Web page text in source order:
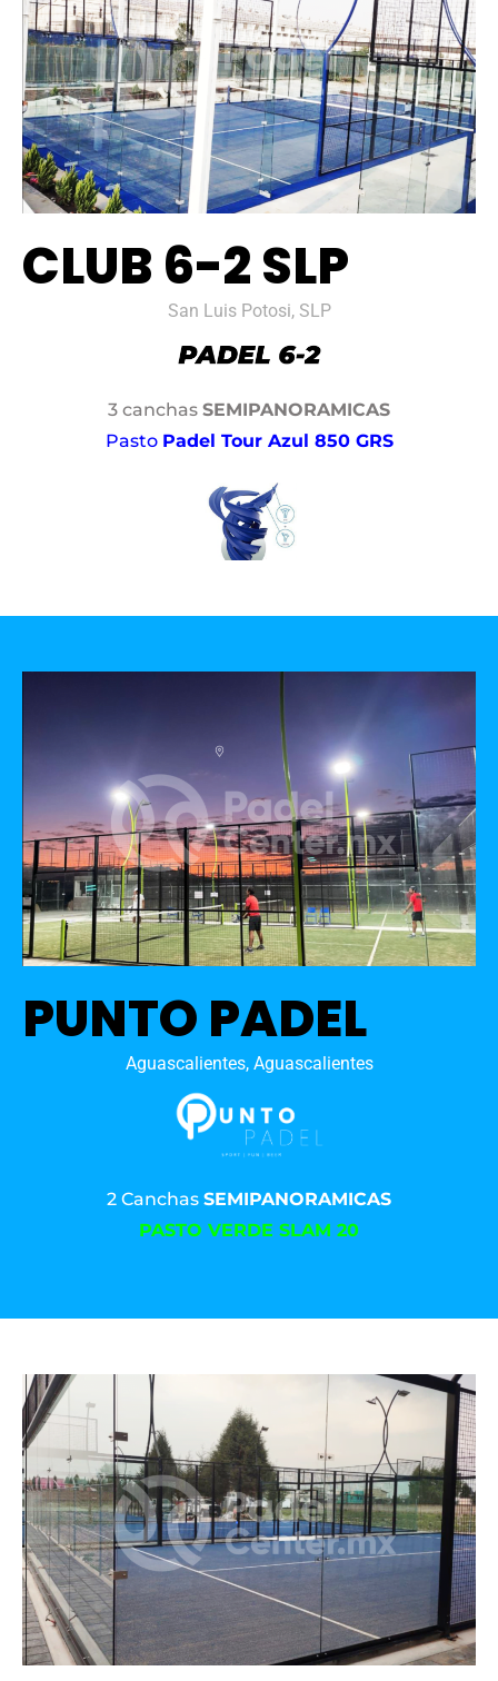
CLUB 6-2 SLP
San Luis Potosi, SLP
3 canchas SEMIPANORAMICAS
Pasto Padel Tour Azul 850 GRS
PUNTO PADEL
Aguascalientes, Aguascalientes
2 Canchas SEMIPANORAMICAS
PASTO VERDE SLAM 20